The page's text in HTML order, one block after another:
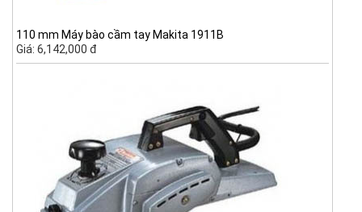
110 mm Máy bào cầm tay Makita 1911B
Giá: 6,142,000 đ